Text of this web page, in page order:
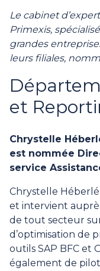
Le cabinet
Primexis,
grandes
leurs filiales,
et
Chrystelle
est nommée
service
Chrystelle Héberlé
et intervient
de tout secteur sur
d’optimisation de
outils SAP BFC et
également de